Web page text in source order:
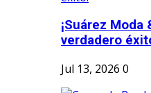
¡Suárez Moda
verdadero
Jul 13, 2026 0